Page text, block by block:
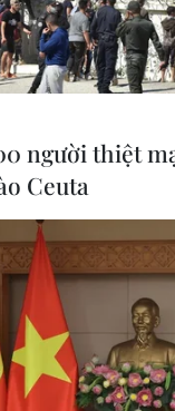
đàm trực tiếp
phủ Nam Sudan
người thiệt
Ceuta